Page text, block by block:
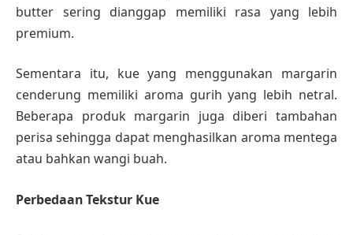
butter sering dianggap memiliki rasa yang lebih
premium.
Sementara itu, kue yang menggunakan margarin
cenderung memiliki aroma gurih yang lebih netral.
Beberapa produk margarin juga diberi tambahan
perisa sehingga dapat menghasilkan aroma mentega
atau bahkan wangi buah.
Perbedaan Tekstur Kue